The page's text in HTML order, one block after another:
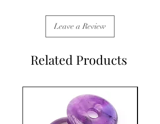
Leave a Review
Related Products